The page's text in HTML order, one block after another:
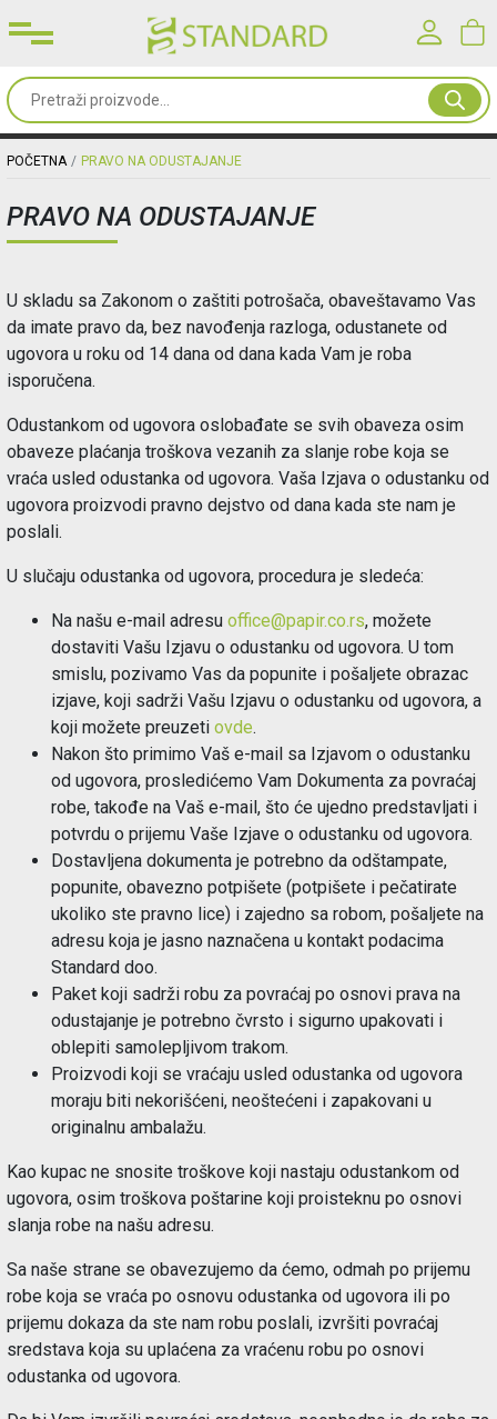
Sve
od
papira
Kancelarijski
materijal
Toneri
&
mašine
Oprema
&
nameštaj
Akcija
Prijava
korisnika
Registracija
korisnika
Blog
Korisničko ime*
Lozinka*
PRIJAVA
POČETNA PRAVO NA ODUSTAJANJE
PRAVO NA ODUSTAJANJE
U skladu sa Zakonom o zaštiti potrošača, obaveštavamo Vas
da imate pravo da, bez navođenja razloga, odustanete od
ugovora u roku od 14 dana od dana kada Vam je roba
isporučena.
Odustankom od ugovora oslobađate se svih obaveza osim
obaveze plaćanja troškova vezanih za slanje robe koja se
vraća usled odustanka od ugovora. Vaša Izjava o odustanku od
ugovora proizvodi pravno dejstvo od dana kada ste nam je
poslali.
U slučaju odustanka od ugovora, procedura je sledeća:
Na našu e-mail adresu office@papir.co.rs, možete
dostaviti Vašu Izjavu o odustanku od ugovora. U tom
smislu, pozivamo Vas da popunite i pošaljete obrazac
izjave, koji sadrži Vašu Izjavu o odustanku od ugovora, a
koji možete preuzeti ovde.
Nakon što primimo Vaš e-mail sa Izjavom o odustanku
od ugovora, prosledićemo Vam Dokumenta za povraćaj
robe, takođe na Vaš e-mail, što će ujedno predstavljati i
potvrdu o prijemu Vaše Izjave o odustanku od ugovora.
Dostavljena dokumenta je potrebno da odštampate,
popunite, obavezno potpišete (potpišete i pečatirate
ukoliko ste pravno lice) i zajedno sa robom, pošaljete na
adresu koja je jasno naznačena u kontakt podacima
Standard doo.
Paket koji sadrži robu za povraćaj po osnovi prava na
odustajanje je potrebno čvrsto i sigurno upakovati i
oblepiti samolepljivom trakom.
Proizvodi koji se vraćaju usled odustanka od ugovora
moraju biti nekorišćeni, neoštećeni i zapakovani u
originalnu ambalažu.
Kao kupac ne snosite troškove koji nastaju odustankom od
ugovora, osim troškova poštarine koji proisteknu po osnovi
slanja robe na našu adresu.
Sa naše strane se obavezujemo da ćemo, odmah po prijemu
robe koja se vraća po osnovu odustanka od ugovora ili po
prijemu dokaza da ste nam robu poslali, izvršiti povraćaj
sredstava koja su uplaćena za vraćenu robu po osnovi
odustanka od ugovora.